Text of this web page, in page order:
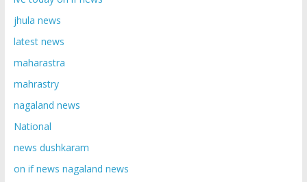
jhula news
latest news
maharastra
mahrastry
nagaland news
National
news dushkaram
on if news nagaland news